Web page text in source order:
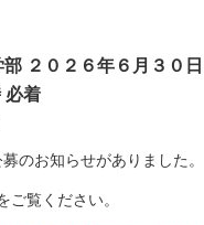
２０２６年６月３０日
必着
のお知らせがありました。
ご覧ください。